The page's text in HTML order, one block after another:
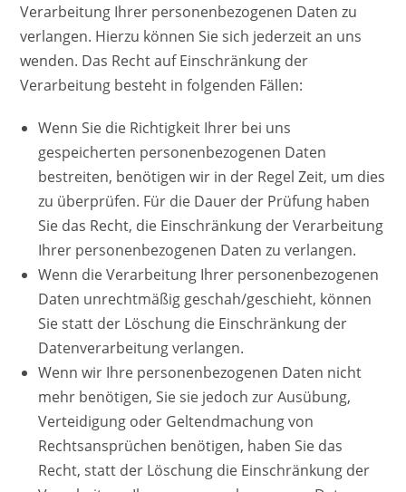
Verarbeitung Ihrer personenbezogenen Daten zu
verlangen. Hierzu können Sie sich jederzeit an uns
wenden. Das Recht auf Einschränkung der
Verarbeitung besteht in folgenden Fällen:
Wenn Sie die Richtigkeit Ihrer bei uns
gespeicherten personenbezogenen Daten
bestreiten, benötigen wir in der Regel Zeit, um dies
zu überprüfen. Für die Dauer der Prüfung haben
Sie das Recht, die Einschränkung der Verarbeitung
Ihrer personenbezogenen Daten zu verlangen.
Wenn die Verarbeitung Ihrer personenbezogenen
Daten unrechtmäßig geschah/geschieht, können
Sie statt der Löschung die Einschränkung der
Datenverarbeitung verlangen.
Wenn wir Ihre personenbezogenen Daten nicht
mehr benötigen, Sie sie jedoch zur Ausübung,
Verteidigung oder Geltendmachung von
Rechtsansprüchen benötigen, haben Sie das
Recht, statt der Löschung die Einschränkung der